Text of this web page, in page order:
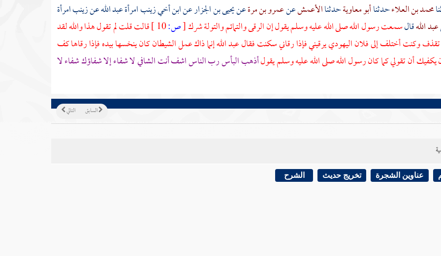
محمد بن العلاءحدثناأبو معاويةحدثناالأعمشعنعمرو بن مرةعنيحيى بن الجزارعنابن أخي زينبامرأةعبد اللهعنزينبامرأة
عبد اللهقالسمعت رسول الله صلى الله عليه وسلم يقول إن الرقى والتمائم والتولة شرك[ص:10 ]
قالت قلت لم تقول هذا والله لقد
وكنت أختلف إلى فلان اليهودي يرقيني فإذا رقاني سكنت فقالعبد اللهإنما ذاك عمل الشيطان كان ينخسها بيده فإذا رقاها كف
يكفيك أن تقولي كما كان رسول الله صلى الله عليه وسلم يقولأذهب البأس رب الناس اشف أنت الشافي لا شفاء إلا شفاؤك شفاء لا
التالي السابق
عناوين الشجرة تخريج حديث الشرح